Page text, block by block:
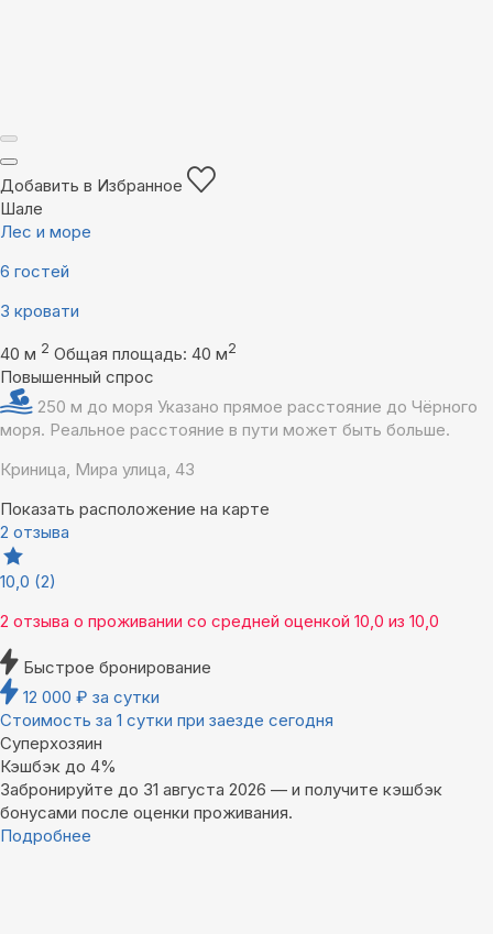
Добавить в Избранное
Шале
Лес и море
6 гостей
3 кровати
40 м 2 Общая площадь: 40 м2
Повышенный спрос
250 м до моря Указано прямое расстояние до Чёрного
моря. Реальное расстояние в пути может быть больше.
Криница, Мира улица, 43
Показать расположение на карте
2 отзыва
10,0 (2)
2 отзыва о проживании со средней оценкой 10,0 из 10,0
Быстрое бронирование
12 000 ₽ за сутки
Стоимость за 1 сутки при заезде сегодня
Суперхозяин
Кэшбэк до 4%
Забронируйте до 31 августа 2026 — и получите кэшбэк
бонусами после оценки проживания.
Подробнее